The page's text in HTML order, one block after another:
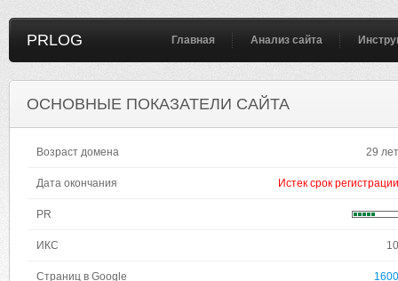
PRLOG Главная Анализ сайта
ОСНОВНЫЕ ПОКАЗАТЕЛИ САЙТА
Возраст домена 29 лет
Дата окончания Истек срок регистрации
PR
ИКС 10
Страниц в Google 1600